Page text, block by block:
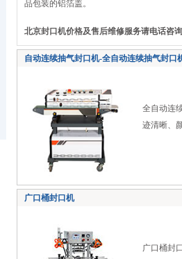
品包装的铝箔盖。
北京封口机价格及售后维修服务请电话
自动连续抽气封口机-全自动连续抽气封口
全自动连
迹清晰、
广口桶封口机
广口桶封